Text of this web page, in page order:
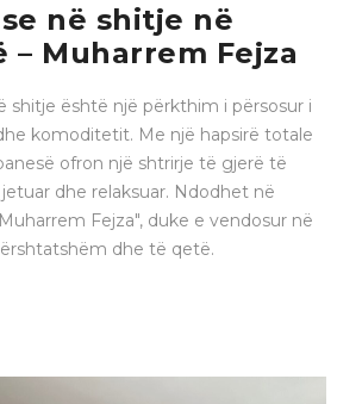
në shitje në
– Muharrem Fejza
shitje është një përkthim i përsosur i
komoditetit. Me një hapsirë totale
ofron një shtrirje të gjerë të
dhe relaksuar. Ndodhet në
Fejza", duke e vendosur në
dhe të qetë.